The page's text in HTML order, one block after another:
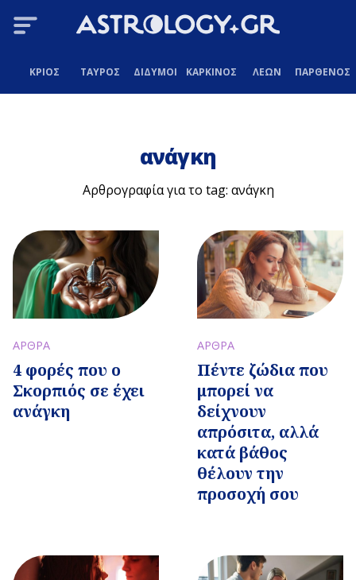
ΚΡΙΟΣ ΤΑΥΡΟΣ ΔΙΔΥΜΟΙ ΚΑΡΚΙΝΟΣ ΛΕΩΝ ΠΑΡΘΕΝΟΣ
ανάγκη
Αρθρογραφία για το tag: ανάγκη
ΑΡΘΡΑ
4 φορές που ο
Σκορπιός σε έχει
ανάγκη
ΑΡΘΡΑ
Πέντε ζώδια που
μπορεί να
δείχνουν
απρόσιτα, αλλά
κατά βάθος
θέλουν την
προσοχή σου